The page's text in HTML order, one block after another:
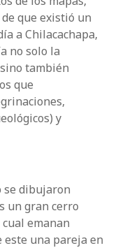
que existió un
a Chilacachapa,
no solo la
también
que
y
se dibujaron
un gran cerro
emanan
este una pareja en